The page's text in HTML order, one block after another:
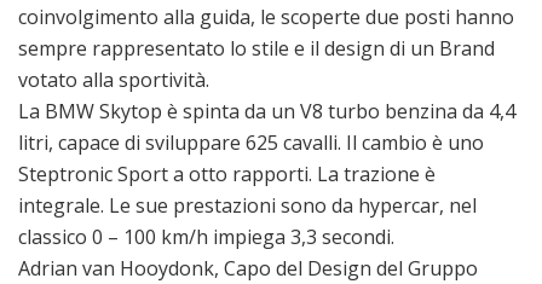
coinvolgimento alla guida, le scoperte due posti hanno
sempre rappresentato lo stile e il design di un Brand
votato alla sportività.
La BMW Skytop è spinta da un V8 turbo benzina da 4,4
litri, capace di sviluppare 625 cavalli. Il cambio è uno
Steptronic Sport a otto rapporti. La trazione è
integrale. Le sue prestazioni sono da hypercar, nel
classico 0 – 100 km/h impiega 3,3 secondi.
Adrian van Hooydonk, Capo del Design del Gruppo